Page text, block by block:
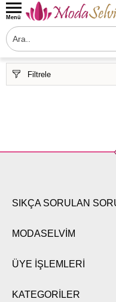
Menü
Filtrele
SIKÇA SORULAN
MODASELVİM
ÜYE İŞLEMLERİ
KATEGORİLER